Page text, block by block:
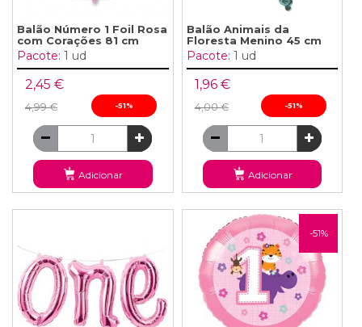
Balão Número 1 Foil Rosa
com Corações 81 cm
Pacote: 1 ud
2,45 €
4,99 € -51%
Adicionar
Balão Animais da
Floresta Menino 45 cm
Pacote: 1 ud
1,96 €
4,00 € -51%
Adicionar
-51%